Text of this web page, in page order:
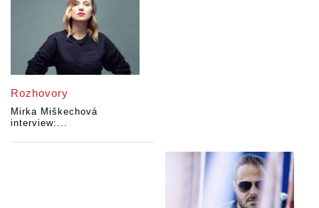
Rozhovory
Mirka Miškechová
interview:...